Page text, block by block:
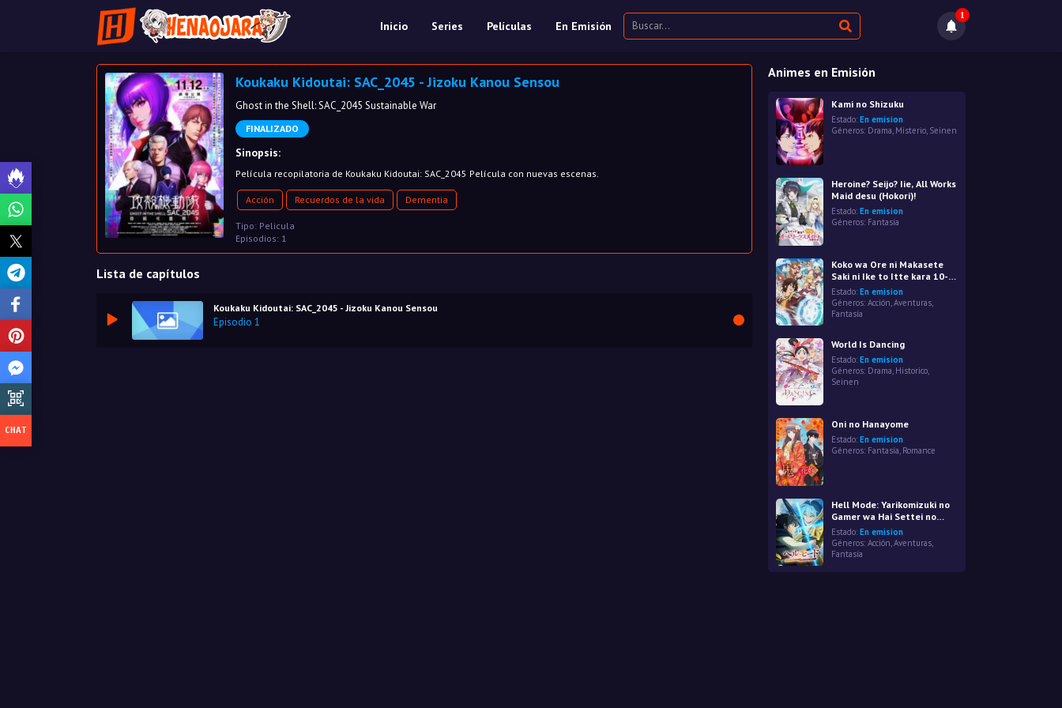
Inicio Series Películas En Emisión
1
Koukaku Kidoutai: SAC_2045 - Jizoku Kanou Sensou
Ghost in the Shell: SAC_2045 Sustainable War
FINALIZADO
Sinopsis:
Película recopilatoria de Koukaku Kidoutai: SAC_2045 Película con nuevas escenas.
Acción Recuerdos de la vida Dementia
Tipo: Pelicula
Episodios: 1
Lista de capítulos
Koukaku Kidoutai: SAC_2045 - Jizoku Kanou Sensou
Episodio 1
Animes en Emisión
Kami no Shizuku
Estado: En emision
Géneros: Drama, Misterio, Seinen
Heroine? Seijo? Iie, All Works
Maid desu (Hokori)!
Estado: En emision
Géneros: Fantasía
Koko wa Ore ni Makasete
Saki ni Ike to Itte kara 10-
nen ga Tattara Densetsu ni
Natteita.
Estado: En emision
Géneros: Acción Aventuras
Fantasía
World Is Dancing
Estado: En emision
Géneros: Drama, Historico
Seinen
Oni no Hanayome
Estado: En emision
Géneros: Fantasía, Romance
Hell Mode: Yarikomizuki no
Gamer wa Hai Settei no
Isekai de Musou suru 2nd
Season
Estado: En emision
Géneros: Acción Aventuras
Fantasía